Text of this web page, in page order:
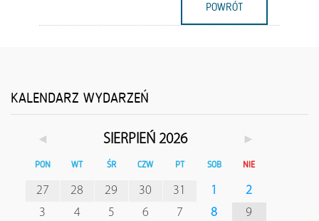
POWRÓT
KALENDARZ WYDARZEŃ
◄ SIERPIEŃ 2026 ►
PON WT ŚR CZW PT SOB NIE
27 28 29 30 31 1
2
3
4 5 6 7 8
9